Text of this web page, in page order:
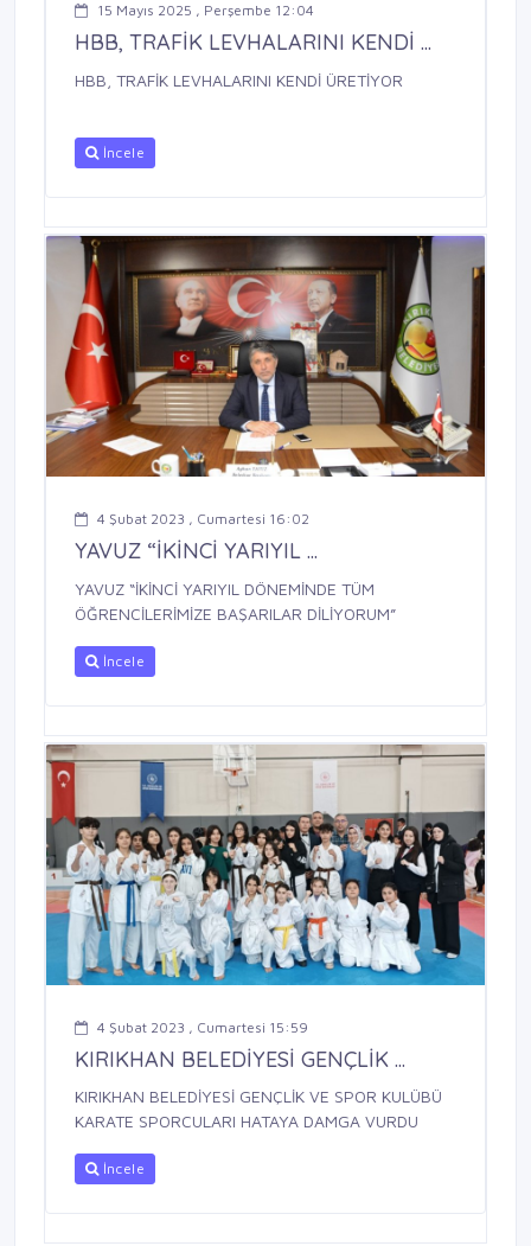
15 Mayıs 2025 , Perşembe 12:04
HBB, TRAFİK LEVHALARINI KENDİ ...
HBB, TRAFİK LEVHALARINI KENDİ ÜRETİYOR
İncele
4 Şubat 2023 , Cumartesi 16:02
YAVUZ “İKİNCİ YARIYIL ...
YAVUZ “İKİNCİ YARIYIL DÖNEMİNDE TÜM
ÖĞRENCİLERİMİZE BAŞARILAR DİLİYORUM”
İncele
4 Şubat 2023 , Cumartesi 15:59
KIRIKHAN BELEDİYESİ GENÇLİK ...
KIRIKHAN BELEDİYESİ GENÇLİK VE SPOR KULÜBÜ
KARATE SPORCULARI HATAYA DAMGA VURDU
İncele